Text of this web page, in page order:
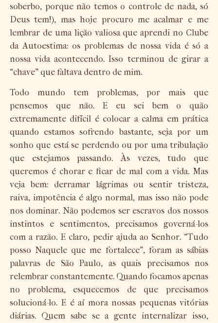
soberbo, porque não temos o controle de nada, só
Deus tem!), mas hoje procuro me acalmar e me
lembrar de uma lição valiosa que aprendi no Clube
da Autoestima: os problemas de nossa vida é só a
nossa vida acontecendo. Isso terminou de girar a
“chave” que faltava dentro de mim.
Todo mundo tem problemas, por mais que
pensemos que não. E eu sei bem o quão
extremamente difícil é colocar a calma em prática
quando estamos sofrendo bastante, seja por um
sonho que está se perdendo ou por uma tribulação
que estejamos passando. Às vezes, tudo que
queremos é chorar e ficar de mal com a vida. Mas
veja bem: derramar lágrimas ou sentir tristeza,
raiva, impotência é algo normal, mas isso não pode
nos dominar. Não podemos ser escravos dos nossos
instintos e sentimentos, precisamos governá-los
com a razão. E claro, pedir ajuda ao Senhor. “Tudo
posso Naquele que me fortalece”, foram as sábias
palavras de São Paulo, as quais precisamos nos
relembrar constantemente. Quando focamos apenas
no problema, esquecemos de que precisamos
solucioná-lo. E é aí mora nossas pequenas vitórias
diárias. Quem sabe se a gente internalizar isso,